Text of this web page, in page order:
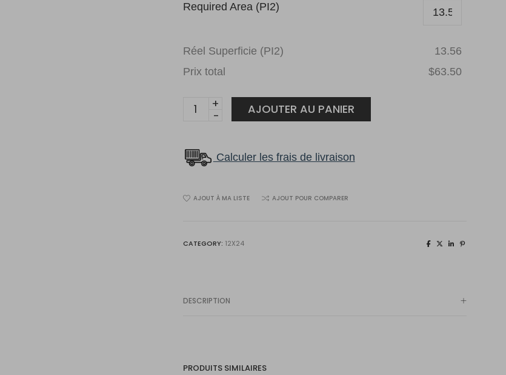
Required Area (PI2)
Réel Superficie (PI2)
13.56
Prix total
$63.50
Planchers
12x24
564351020
12x24
AJOUTER AU PANIER
Calculer les frais de livraison
AJOUT À MA LISTE AJOUT POUR COMPARER
CATEGORY: 12X24
DESCRIPTION
PRODUITS SIMILAIRES